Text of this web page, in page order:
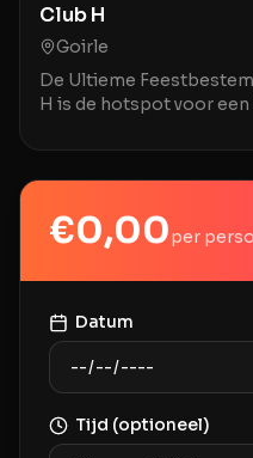
Club H
Goirle
De Ultieme
H is de hotspot voor
€0,00per
Datum
Tijd (optioneel)